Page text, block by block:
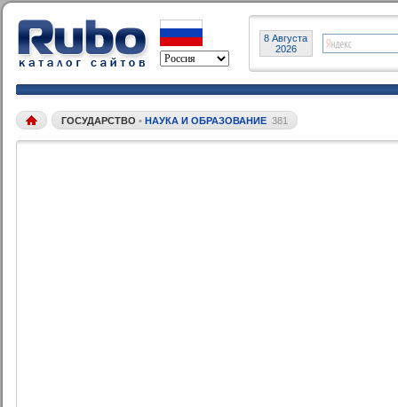
8 Августа
2026
ГОСУДАРСТВО • НАУКА И ОБРАЗОВАНИЕ 381